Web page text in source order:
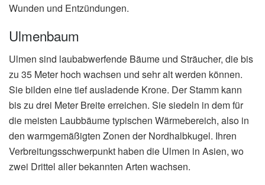
Wunden und Entzündungen.
Ulmenbaum
Ulmen sind laubabwerfende Bäume und Sträucher, die bis
zu 35 Meter hoch wachsen und sehr alt werden können.
Sie bilden eine tief ausladende Krone. Der Stamm kann
bis zu drei Meter Breite erreichen. Sie siedeln in dem für
die meisten Laubbäume typischen Wärmebereich, also in
den warmgemäßigten Zonen der Nordhalbkugel. Ihren
Verbreitungsschwerpunkt haben die Ulmen in Asien, wo
zwei Drittel aller bekannten Arten wachsen.